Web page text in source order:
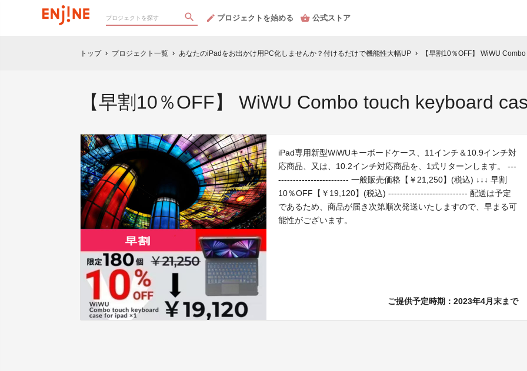
プロジェクトを始める 公式ストア
トップ chevron_right プロジェクト一覧 chevron_right あなたのiPadをお出かけ用PC化しませんか？付けるだけで機能性大幅UP chevron_right 【早割10％OFF】 WiWU
【早割10％OFF】 WiWU Combo touch keyboard
iPad専用新型WiWUキーボードケース、11インチ＆10.9インチ対
応商品、又は、10.2インチ対応商品を、1式リターンします。 ---
------------------------ 一般販売価格【￥21,250】(税込) ↓↓↓ 早割
10％OFF【￥19,120】(税込) --------------------------- 配送は予定
であるため、商品が届き次第順次発送いたしますので、早まる可
能性がございます。
ご提供予定時期：2023年4月末まで